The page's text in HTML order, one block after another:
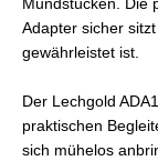
Mundstücken. Die
Adapter sicher
gewährleistet ist.
Der Lechgold
praktischen
sich mühelos